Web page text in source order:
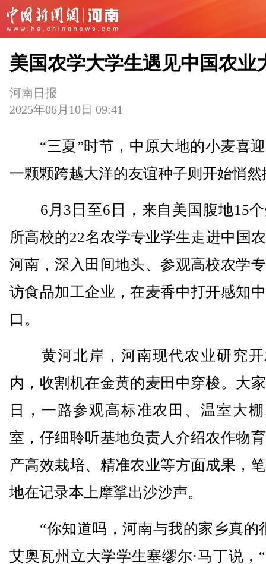
美国农学大学生遇见中国农业
河南日报
2025年06月10日 09:41
“三夏”时节，中原大地的小麦喜
一颗颗跨越大洋的友谊种子则开始悄然
6月3日至6日，来自美国腹地15个
所高校的22名农学专业学生走进中国
河南，深入田间地头、参观高校农学
访食品加工企业，在麦香中打开感知
口。
黄河北岸，河南现代农业研究开
内，收割机在金黄的麦田中穿梭。大
日，一路参观高标准农田、温室大
室，仔细聆听基地负责人介绍农作物
产高效栽培、精准农业等方面成果，
地在记录本上摩挲出沙沙声。
“你知道吗，河南与我的家乡真的
艾奥瓦州立大学学生塞缪尔·马丁说，